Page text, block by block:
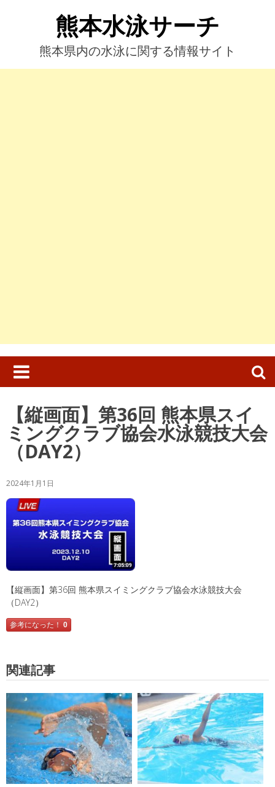
へ
熊本水泳サーチ
熊本県内の水泳に関する情報サイト
検
索:
【縦画面】第36回 熊本県スイ
ミングクラブ協会水泳競技大会
（DAY2）
2024年1月1日
【縦画面】第36回 熊本県スイミングクラブ協会水泳競技大会
（DAY2）
参考になった！ 0
関連記事